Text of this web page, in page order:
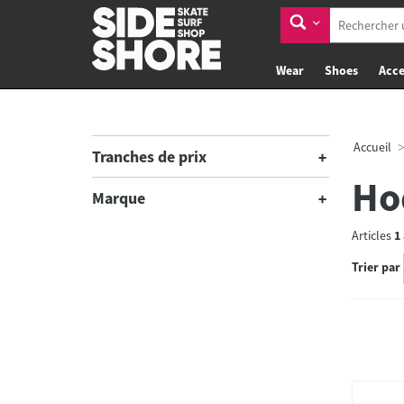
Wear Shoes
Tranches de prix
Marque
Accueil
Articles 1
Trier par